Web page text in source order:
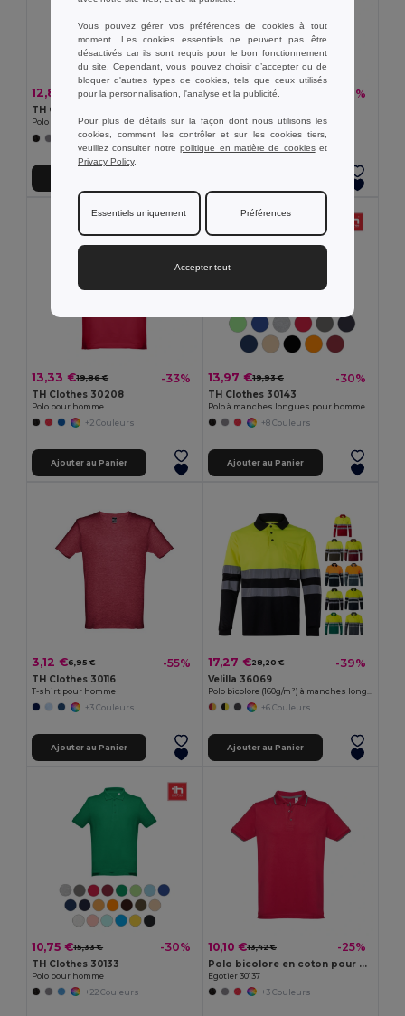
12,81 € 19,08 € -33%
TH Clothes 30141
Polo à manches longues en coton cardé pour hommes
+8 Couleurs
13,80 €19,67 € -30%
Polo pour homme
+8 Couleurs
13,33 €19,86 € -33%
TH Clothes 30208
Polo pour homme
+2 Couleurs
Ajouter au Panier
13,97 €19,93 € -30%
TH Clothes 30143
Polo à manches longues pour homme
+8 Couleurs
Ajouter au Panier
3,12 €6,95 € -55%
TH Clothes 30116
T-shirt pour homme
+3 Couleurs
Ajouter au Panier
17,27 €28,20 € -39%
Velilla 36069
Polo bicolore (160g/m²) à manches longues, en polyester (100%)
+6 Couleurs
Ajouter au Panier
10,75 €15,33 € -30%
TH Clothes 30133
Polo pour homme
+22 Couleurs
10,10 €13,42 € -25%
Polo bicolore en coton pour hommes
Egotier 30137
+3 Couleurs
Vous pouvez gérer vos préférences de cookies à tout
moment. Les cookies essentiels ne peuvent pas être
désactivés car ils sont requis pour le bon fonctionnement
du site. Cependant, vous pouvez choisir d’accepter ou de
bloquer d'autres types de cookies, tels que ceux utilisés
pour la personnalisation, l'analyse et la publicité.
Pour plus de détails sur la façon dont nous utilisons les
cookies, comment les contrôler et sur les cookies tiers,
veuillez consulter notrepolitique en matière de cookieset
Privacy Policy.
Essentiels uniquement Préférences
Accepter tout